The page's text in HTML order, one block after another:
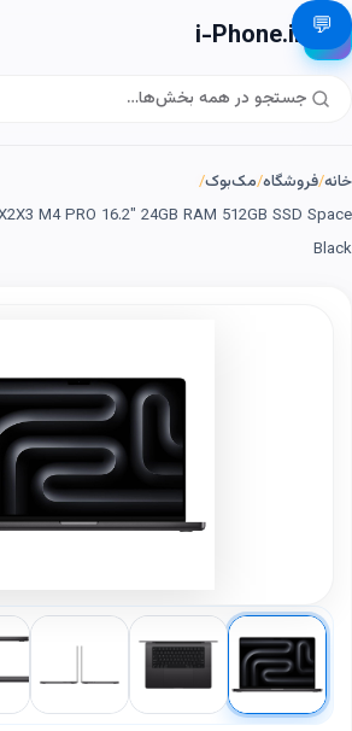
📱
i-Phone.ir
خانه/فروشگاه/مک‌بوک/
M4 PRO 16.2" 24GB RAM 512GB SSD Space
Black
💬